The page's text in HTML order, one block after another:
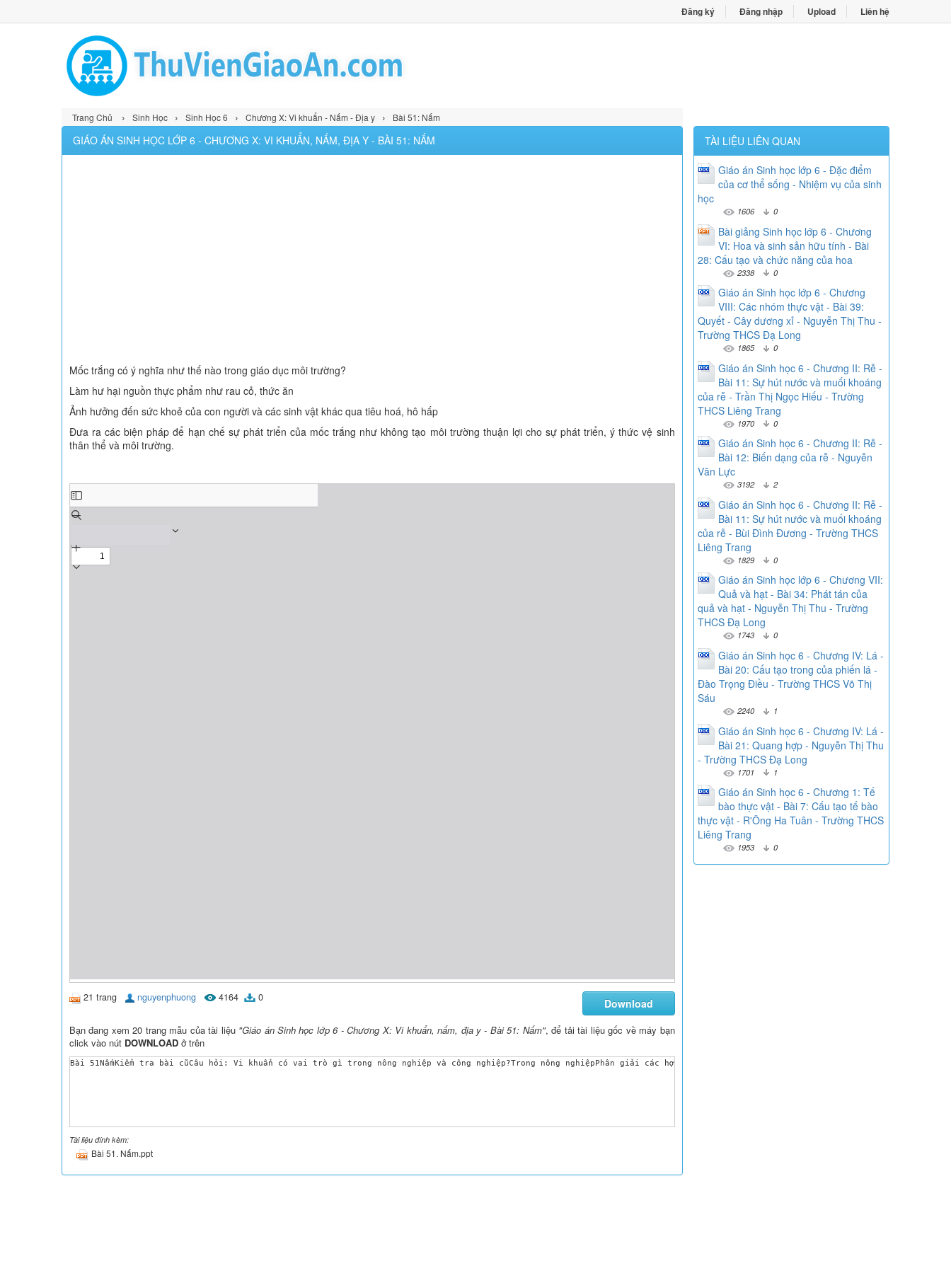
Đăng ký Đăng nhập Upload Liên hệ
Trang Chủ › Sinh Học › Sinh Học 6 › Chương X: Vi khuẩn - Nấm - Địa y › Bài 51: Nấm
GIÁO ÁN SINH HỌC LỚP 6 - CHƯƠNG X: VI KHUẨN, NẤM, ĐỊA Y - BÀI 51: NẤM
Mốc trắng có ý nghĩa như thế nào trong giáo dục môi trường?
Làm hư hại nguồn thực phẩm như rau cỏ, thức ăn
Ảnh hưởng đến sức khoẻ của con người và các sinh vật khác qua tiêu hoá, hô hấp
Đưa ra các biện pháp để hạn chế sự phát triển của mốc trắng như không tạo môi trường thuận lợi cho sự phát triển, ý thức vệ sinh
thân thể và môi trường.
21 trang nguyenphuong 4164 0 Download
Bạn đang xem 20 trang mẫu của tài liệu "Giáo án Sinh học lớp 6 - Chương X: Vi khuẩn, nấm, địa y - Bài 51: Nấm", để tải tài liệu gốc về máy bạn
click vào nút DOWNLOAD ở trên
Tài liệu đính kèm:
Bài 51. Nấm.ppt
TÀI LIỆU LIÊN QUAN
Giáo án Sinh học lớp 6 - Đặc điểm
của cơ thể sống - Nhiệm vụ của sinh
học
1606 0
Bài giảng Sinh học lớp 6 - Chương
VI: Hoa và sinh sản hữu tính - Bài
28: Cấu tạo và chức năng của hoa
2338 0
Giáo án Sinh học lớp 6 - Chương
VIII: Các nhóm thực vật - Bài 39:
Quyết - Cây dương xỉ - Nguyễn Thị Thu -
Trường THCS Đạ Long
1865 0
Giáo án Sinh học 6 - Chương II: Rễ -
Bài 11: Sự hút nước và muối khoáng
của rễ - Trần Thị Ngọc Hiếu - Trường
THCS Liêng Trang
1970 0
Giáo án Sinh học 6 - Chương II: Rễ -
Bài 12: Biến dạng của rễ - Nguyễn
Văn Lực
3192 2
Giáo án Sinh học 6 - Chương II: Rễ -
Bài 11: Sự hút nước và muối khoáng
của rễ - Bùi Đình Đương - Trường THCS
Liêng Trang
1829 0
Giáo án Sinh học lớp 6 - Chương VII:
Quả và hạt - Bài 34: Phát tán của
quả và hạt - Nguyễn Thị Thu - Trường
THCS Đạ Long
1743 0
Giáo án Sinh học 6 - Chương IV: Lá -
Bài 20: Cấu tạo trong của phiến lá -
Đào Trọng Điều - Trường THCS Võ Thị
Sáu
2240 1
Giáo án Sinh học 6 - Chương IV: Lá -
Bài 21: Quang hợp - Nguyễn Thị Thu
- Trường THCS Đạ Long
1701 1
Giáo án Sinh học 6 - Chương 1: Tế
bào thực vật - Bài 7: Cấu tạo tế bào
thực vật - R'Ông Ha Tuân - Trường THCS
Liêng Trang
1953 0